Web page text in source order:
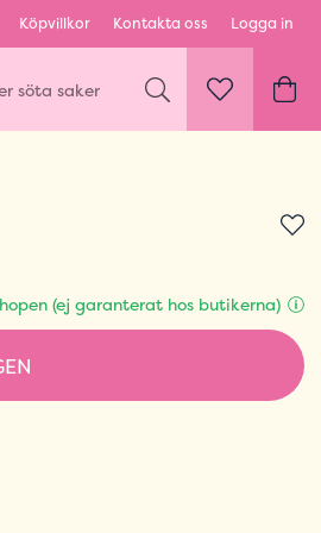
Köpvillkor Kontakta oss Logga in
Karaktärer & fandom
(ej garanterat hos butikerna)